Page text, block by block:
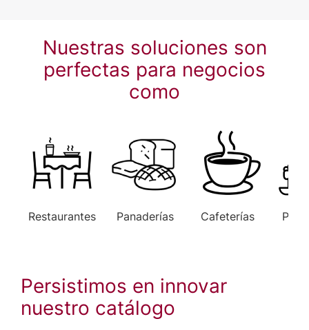
Nuestras soluciones son
perfectas para negocios
como
Restaurantes Panaderías Cafeterías
Persistimos en innovar
nuestro catálogo